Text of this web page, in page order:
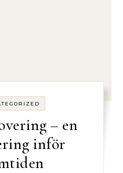
– en
inför